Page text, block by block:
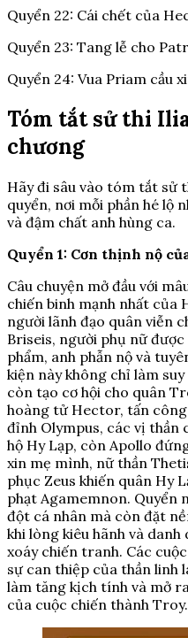
Quyển 22: Cái chết của
Quyển 23: Tang lễ cho
Quyển 24: Vua Priam cầu
Tóm tắt sử thi
chương
Hãy đi sâu vào tóm tắt sử
quyển, nơi mỗi phần hé lộ
và đậm chất anh hùng ca.
Quyển 1: Cơn thịnh nộ
Câu chuyện mở đầu với
chiến binh mạnh nhất của
người lãnh đạo quân viễn
Briseis, người phụ nữ
phẩm, anh phẫn nộ và
kiện này không chỉ làm
còn tạo cơ hội cho quân
hoàng tử Hector, tấn
đỉnh Olympus, các vị thần
hộ Hy Lạp, còn Apollo
xin mẹ mình, nữ thần
phục Zeus khiến quân Hy
phạt Agamemnon. Quyển
đột cá nhân mà còn đặt
khi lòng kiêu hãnh và
xoáy chiến tranh. Các
sự can thiệp của thần linh
làm tăng kịch tính và mở
của cuộc chiến thành Troy.